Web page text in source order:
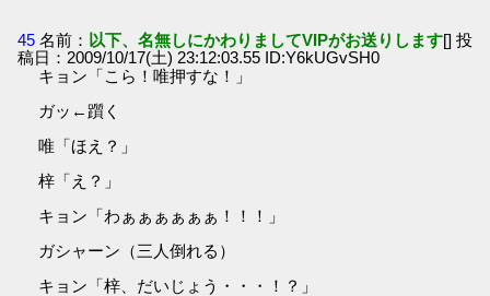
45 名前： 以下、名無しにかわりましてVIPがお送りします[] 投
稿日：2009/10/17(土) 23:12:03.55 ID:Y6kUGvSH0
キョン「こら！唯押すな！」
ガッ←躓く
唯「ほえ？」
梓「え？」
キョン「わぁぁぁぁぁぁ！！！」
ガシャーン（三人倒れる）
キョン「梓、だいじょう・・・！？」